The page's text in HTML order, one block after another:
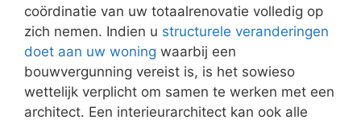
coördinatie van uw totaalrenovatie volledig op
zich nemen. Indien u structurele veranderingen
doet aan uw woning waarbij een
bouwvergunning vereist is, is het sowieso
wettelijk verplicht om samen te werken met een
architect. Een interieurarchitect kan ook alle